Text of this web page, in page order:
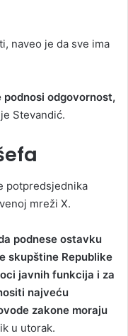
naveo je da sve ima
odgovornost,
Stevandić.
potpredsjednika
mreži X.
podnese ostavku
skupštine Republike
javnih funkcija i za
najveću
zakone moraju
u utorak.